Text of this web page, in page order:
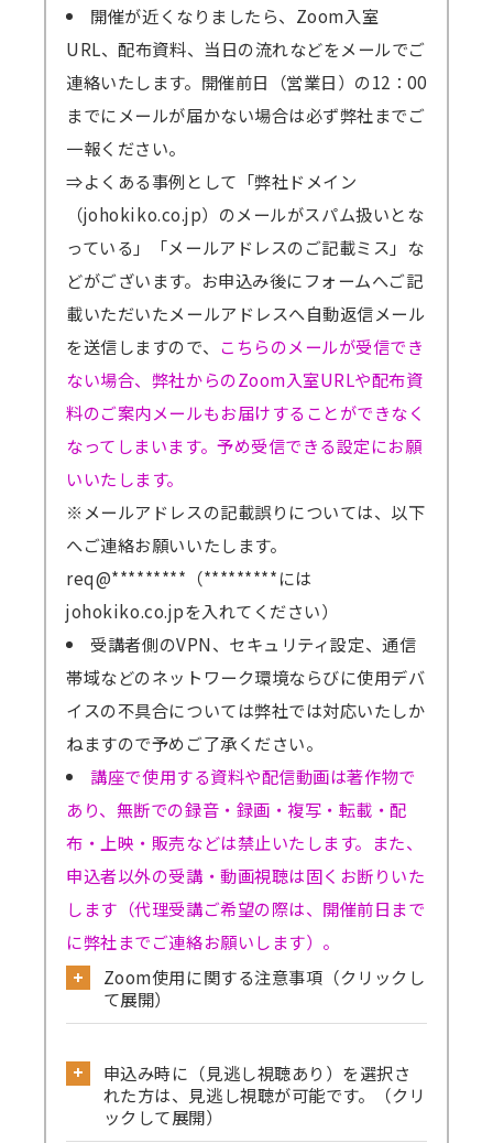
開催が近くなりましたら、Zoom入室
URL、配布資料、当日の流れなどをメールでご
連絡いたします。開催前日（営業日）の12：00
までにメールが届かない場合は必ず弊社までご
一報ください。
⇒よくある事例として「弊社ドメイン
（johokiko.co.jp）のメールがスパム扱いとな
っている」「メールアドレスのご記載ミス」な
どがございます。お申込み後にフォームへご記
載いただいたメールアドレスへ自動返信メール
を送信しますので、 こちらのメールが受信でき
ない場合、弊社からのZoom入室URLや配布資
料のご案内メールもお届けすることができなく
なってしまいます。予め受信できる設定にお願
いいたします。
※メールアドレスの記載誤りについては、以下
へご連絡お願いいたします。
req@*********（*********には
johokiko.co.jpを入れてください）
受講者側のVPN、セキュリティ設定、通信
帯域などのネットワーク環境ならびに使用デバ
イスの不具合については弊社では対応いたしか
ねますので予めご了承ください。
講座で使用する資料や配信動画は著作物で
あり、無断での録音・録画・複写・転載・配
布・上映・販売などは禁止いたします。また、
申込者以外の受講・動画視聴は固くお断りいた
します（代理受講ご希望の際は、開催前日まで
に弊社までご連絡お願いします）。
Zoom使用に関する注意事項（クリックし
て展開）
ングをお試しください。
確認はこちら
申込み時に（見逃し視聴あり）を選択さ
れた方は、見逃し視聴が可能です。（クリ
ックして展開）